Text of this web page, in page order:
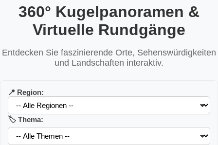
360° Kugelpanoramen &
Virtuelle Rundgänge
Entdecken Sie faszinierende Orte, Sehenswürdigkeiten
und Landschaften interaktiv.
📍 Region:
🏷️ Thema: